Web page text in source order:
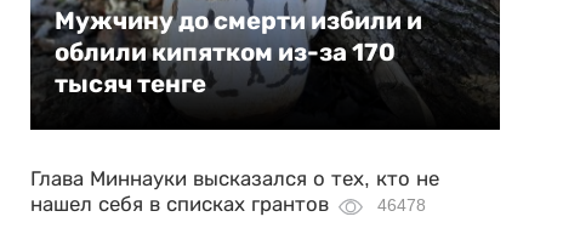
Мужчину до смерти избили и
облили кипятком из-за 170
тысяч тенге
Глава Миннауки высказался о тех, кто не
нашел себя в списках грантов
46478